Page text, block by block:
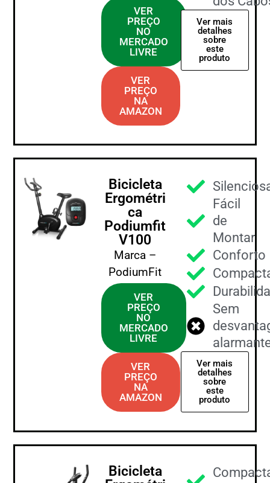
VER
PREÇO
NO
MERCADO
LIVRE
VER
PREÇO
NA
AMAZON
Ver mais
detalhes
sobre
este
produto
Bicicleta
Ergométri
ca
Podiumfit
V100
Marca –
PodiumFit
VER
PREÇO
NO
MERCADO
LIVRE
VER
PREÇO
NA
AMAZON
Fácil
de
Montar
Conforto
Sem
Ver mais
detalhes
sobre
este
produto
Bicicleta